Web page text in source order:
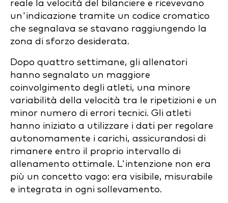
reale la velocità del bilanciere e ricevevano
un'indicazione tramite un codice cromatico
che segnalava se stavano raggiungendo la
zona di sforzo desiderata.
Dopo quattro settimane, gli allenatori
hanno segnalato un maggiore
coinvolgimento degli atleti, una minore
variabilità della velocità tra le ripetizioni e un
minor numero di errori tecnici. Gli atleti
hanno iniziato a utilizzare i dati per regolare
autonomamente i carichi, assicurandosi di
rimanere entro il proprio intervallo di
allenamento ottimale. L'intenzione non era
più un concetto vago: era visibile, misurabile
e integrata in ogni sollevamento.